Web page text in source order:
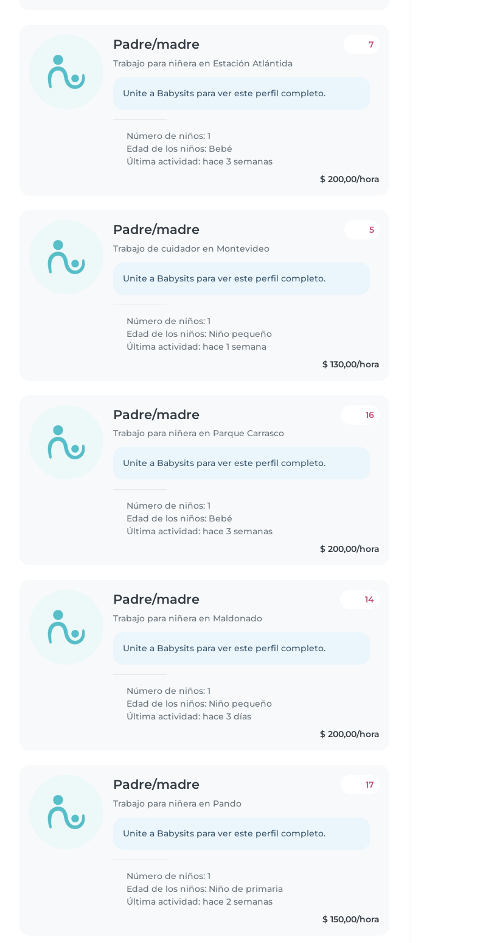
Padre/madre
Trabajo para niñera en Estación Atlántida
7
Unite a Babysits para ver este perfil completo.
Número de niños: 1
Edad de los niños: Bebé
Última actividad: hace 3 semanas
$ 200,00/hora
Padre/madre
Trabajo de cuidador en Montevideo
5
Unite a Babysits para ver este perfil completo.
Número de niños: 1
Edad de los niños: Niño pequeño
Última actividad: hace 1 semana
$ 130,00/hora
Padre/madre
Trabajo para niñera en Parque Carrasco
16
Unite a Babysits para ver este perfil completo.
Número de niños: 1
Edad de los niños: Bebé
Última actividad: hace 3 semanas
$ 200,00/hora
Padre/madre
Trabajo para niñera en Maldonado
14
Unite a Babysits para ver este perfil completo.
Número de niños: 1
Edad de los niños: Niño pequeño
Última actividad: hace 3 días
$ 200,00/hora
Padre/madre
Trabajo para niñera en Pando
17
Unite a Babysits para ver este perfil completo.
Número de niños: 1
Edad de los niños: Niño de primaria
Última actividad: hace 2 semanas
$ 150,00/hora